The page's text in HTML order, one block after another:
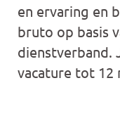
en ervaring en
bruto op basis
dienstverband.
vacature tot 12